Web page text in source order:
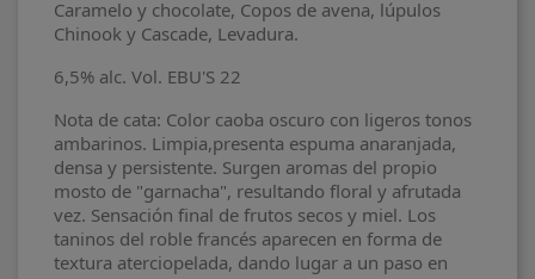
Caramelo y chocolate, Copos de avena, lúpulos
Chinook y Cascade, Levadura.
6,5% alc. Vol. EBU'S 22
Nota de cata: Color caoba oscuro con ligeros tonos
ambarinos. Limpia,presenta espuma anaranjada,
densa y persistente. Surgen aromas del propio
mosto de "garnacha", resultando floral y afrutada
vez. Sensación final de frutos secos y miel. Los
taninos del roble francés aparecen en forma de
textura aterciopelada, dando lugar a un paso en